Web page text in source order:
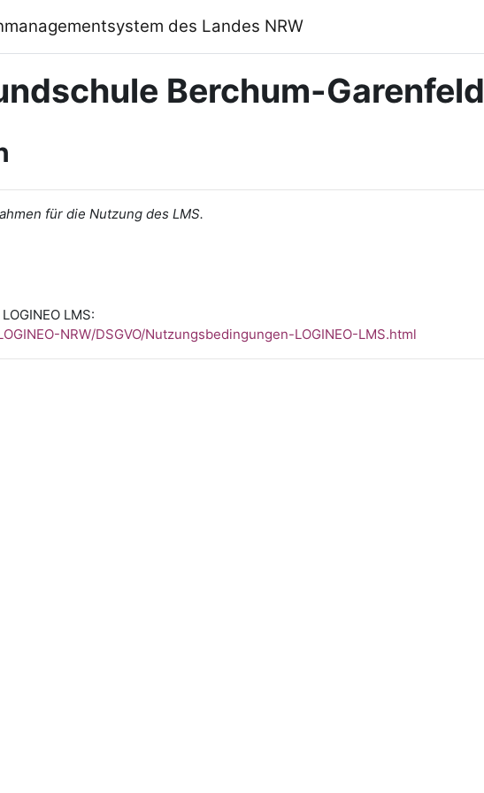
des Landes NRW
Berchum-Garenfeld
für die Nutzung des LMS.
LMS:
NRW/DSGVO/Nutzungsbedingungen-LOGINEO-LMS.html